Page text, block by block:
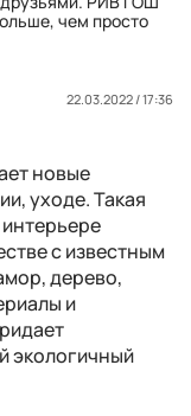
чем просто
22.03.2022 / 17:36
новые
уходе. Такая
с известным
дерево,
и
экологичный